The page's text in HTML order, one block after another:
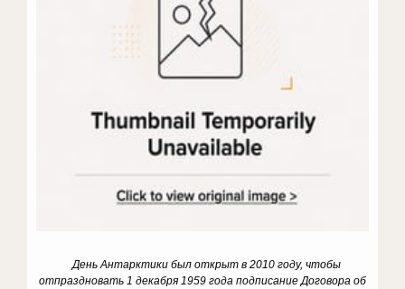
День Антарктики был открыт в 2010 году, чтобы
отпраздновать 1 декабря 1959 года подписание Договора об